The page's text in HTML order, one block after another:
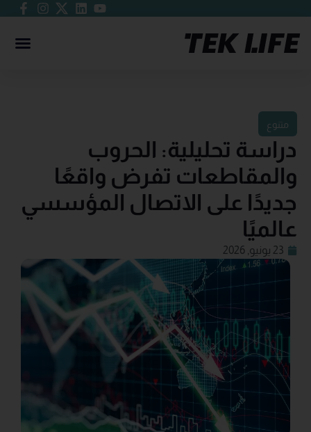
متنوع
دراسة تحليلية: الحروب
والمقاطعات تفرض واقعًا
جديدًا على الاتصال المؤسسي
عالميًا
23 يونيو, 2026